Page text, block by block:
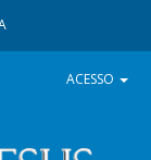
ACESSO